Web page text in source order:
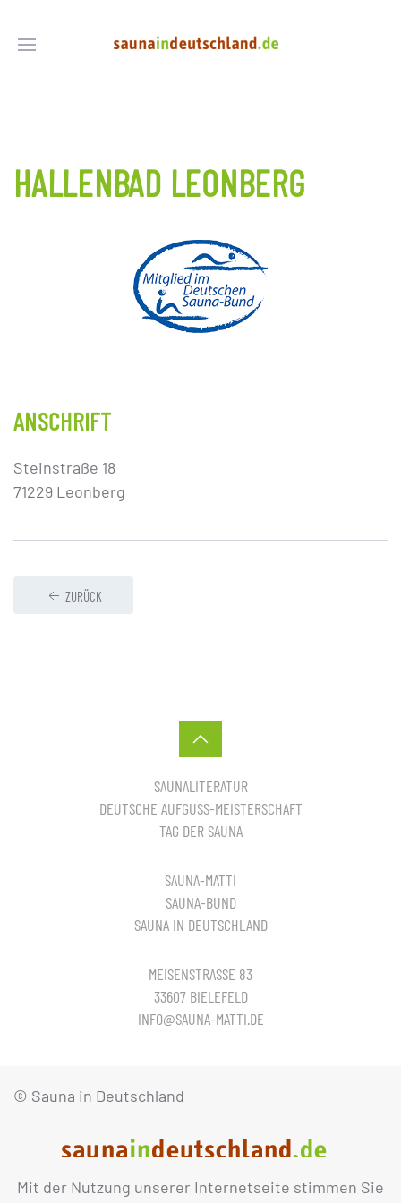
Mit der Nutzung unserer Internetseite stimmen Sie
HALLENBAD LEONBERG
ANSCHRIFT
Steinstraße 18
71229 Leonberg
ZURÜCK
SAUNALITERATUR
DEUTSCHE AUFGUSS-MEISTERSCHAFT
TAG DER SAUNA
SAUNA-MATTI
SAUNA-BUND
SAUNA IN DEUTSCHLAND
MEISENSTRASSE 83
33607 BIELEFELD
INFO@SAUNA-MATTI.DE
© Sauna in Deutschland